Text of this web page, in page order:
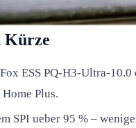
Kürze
ESS PQ-H3-Ultra-
Plus.
SPI ueber 95 % –